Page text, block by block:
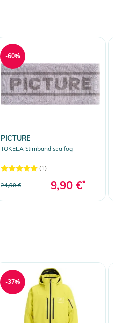
PICTURE
TOKELA Stirnband sea fog
(1)
24,90 € 9,90 €*
-60%
-37%